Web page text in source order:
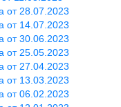
от 28.07.2023
от 14.07.2023
от 30.06.2023
от 25.05.2023
от 27.04.2023
от 13.03.2023
от 06.02.2023